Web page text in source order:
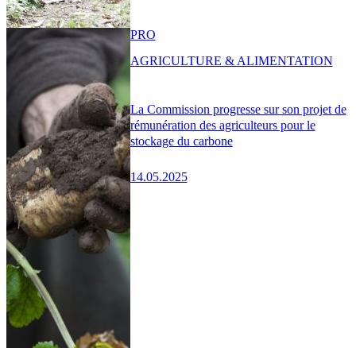
La Commission progresse sur son projet de
rémunération des agriculteurs pour le
stockage du carbone
14.05.2025
PRO
AGRICULTURE & ALIMENTATION